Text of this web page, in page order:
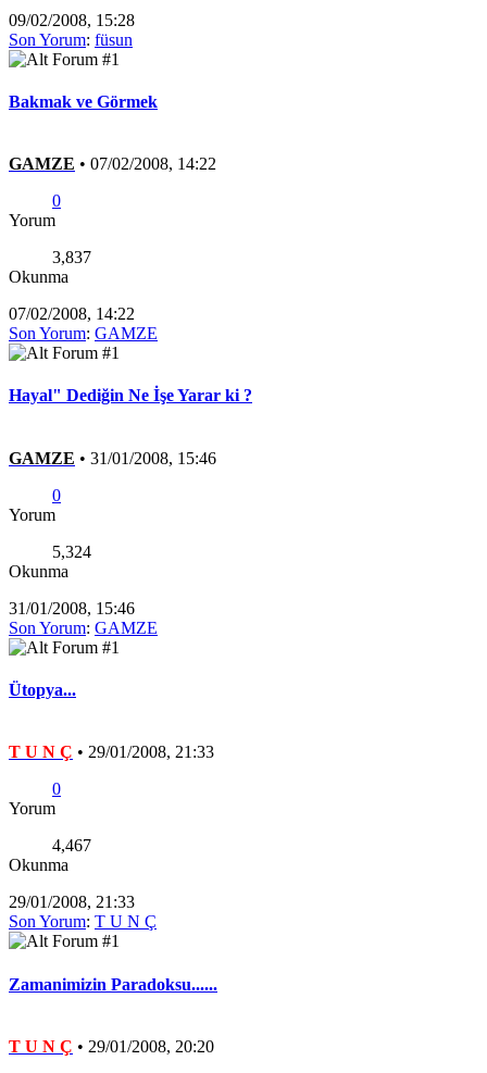
09/02/2008, 15:28
Son Yorum: füsun
Bakmak ve Görmek
GAMZE • 07/02/2008, 14:22
0
Yorum
3,837
Okunma
07/02/2008, 14:22
Son Yorum: GAMZE
Hayal" Dediğin Ne İşe Yarar ki ?
GAMZE • 31/01/2008, 15:46
0
Yorum
5,324
Okunma
31/01/2008, 15:46
Son Yorum: GAMZE
Ütopya...
T U N Ç • 29/01/2008, 21:33
0
Yorum
4,467
Okunma
29/01/2008, 21:33
Son Yorum: T U N Ç
Zamanimizin Paradoksu......
T U N Ç • 29/01/2008, 20:20